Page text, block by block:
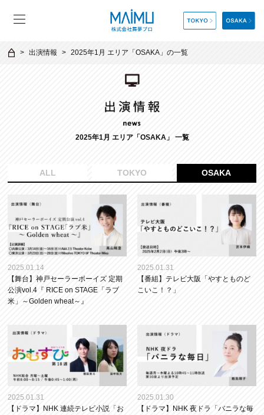
出演情報 2025年1月 エリア「OSAKA」の一覧
2025年1月 エリア「OSAKA」 一覧
ALL TOKYO OSAKA
2025.01.14
【舞台】神戸セーラーボーイズ 定期
公演vol.4『 RICE on STAGE「ラブ
米」～Golden wheat～』
2025.01.31
【番組】テレビ大阪「やすとものど
こいこ！？」
2025.01.31
【ドラマ】NHK 連続テレビ小説「お
2025.01.30
【ドラマ】NHK 夜ドラ「バニラな毎